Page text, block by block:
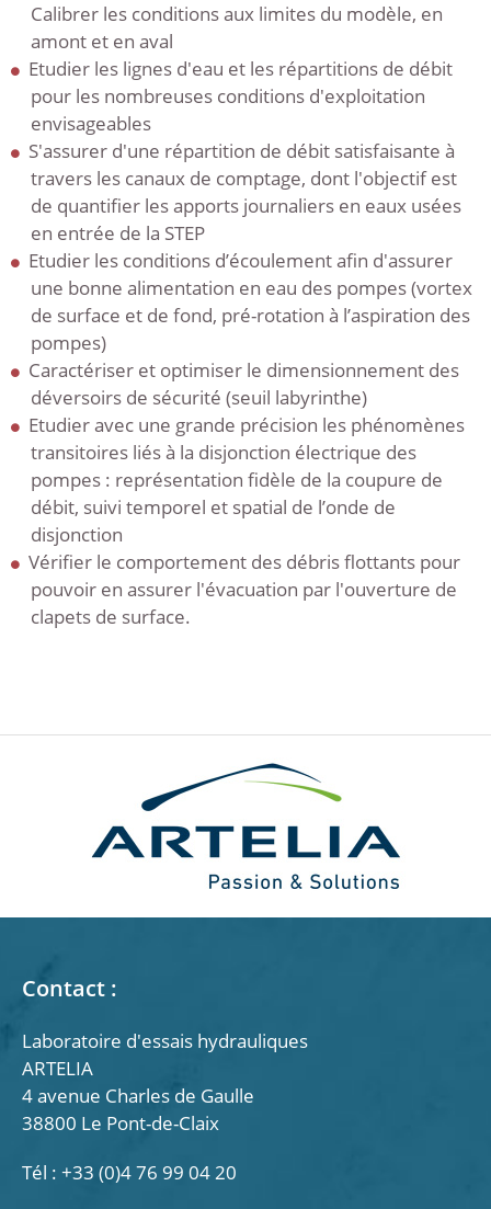
Calibrer les conditions aux limites du modèle, en
amont et en aval
Etudier les lignes d'eau et les répartitions de débit
pour les nombreuses conditions d'exploitation
envisageables
S'assurer d'une répartition de débit satisfaisante à
travers les canaux de comptage, dont l'objectif est
de quantifier les apports journaliers en eaux usées
en entrée de la STEP
Etudier les conditions d’écoulement afin d'assurer
une bonne alimentation en eau des pompes (vortex
de surface et de fond, pré-rotation à l’aspiration des
pompes)
Caractériser et optimiser le dimensionnement des
déversoirs de sécurité (seuil labyrinthe)
Etudier avec une grande précision les phénomènes
transitoires liés à la disjonction électrique des
pompes : représentation fidèle de la coupure de
débit, suivi temporel et spatial de l’onde de
disjonction
Vérifier le comportement des débris flottants pour
pouvoir en assurer l'évacuation par l'ouverture de
clapets de surface.
Contact :
Laboratoire d'essais hydrauliques
ARTELIA
4 avenue Charles de Gaulle
38800 Le Pont-de-Claix
Tél : +33 (0)4 76 99 04 20